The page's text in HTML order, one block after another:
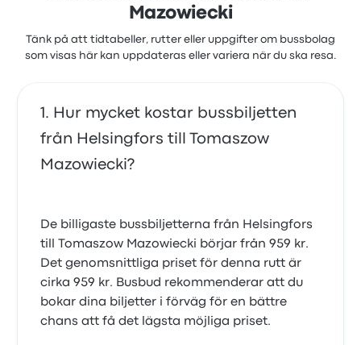
Mazowiecki
Tänk på att tidtabeller, rutter eller uppgifter om bussbolag
som visas här kan uppdateras eller variera när du ska resa.
Hur mycket kostar bussbiljetten
från Helsingfors till Tomaszow
Mazowiecki?
De billigaste bussbiljetterna från Helsingfors
till Tomaszow Mazowiecki börjar från 959 kr.
Det genomsnittliga priset för denna rutt är
cirka 959 kr. Busbud rekommenderar att du
bokar dina biljetter i förväg för en bättre
chans att få det lägsta möjliga priset.